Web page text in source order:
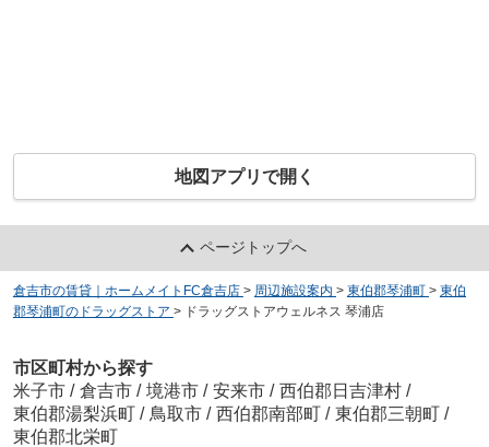
地図アプリで開く
ページトップへ
倉吉市の賃貸｜ホームメイトFC倉吉店 > 周辺施設案内 > 東伯郡琴浦町 > 東伯
郡琴浦町のドラッグストア > ドラッグストアウェルネス 琴浦店
市区町村から探す
米子市 / 倉吉市 / 境港市 / 安来市 / 西伯郡日吉津村 /
東伯郡湯梨浜町 / 鳥取市 / 西伯郡南部町 / 東伯郡三朝町 /
東伯郡北栄町